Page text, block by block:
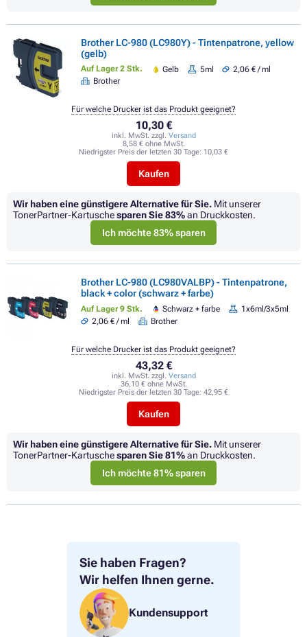
Sie haben Fragen?
Wir helfen Ihnen gerne.
Kundensupport
Brother LC-980 (LC980Y) - Tintenpatrone, yellow
(gelb)
Auf Lager 2 Stk. Gelb 5ml
2,06 € / ml
Brother
10,30 €
inkl. MwSt. zzgl. Versand
8,58 € ohne MwSt.
Niedrigster Preis der letzten 30 Tage: 10,03 €
Kaufen
Für welche Drucker ist das Produkt geeignet?
Wir haben eine günstigere Alternative für Sie. Mit unserer
TonerPartner-Kartuschesparen Sie83%an Druckkosten.
Ich möchte 83% sparen
Brother LC-980 (LC980VALBP) - Tintenpatrone,
black + color (schwarz + farbe)
Auf Lager 9 Stk. Schwarz + farbe
1x6ml/3x5ml
2,06 € / ml
Brother
43,32 €
inkl. MwSt. zzgl. Versand
36,10 € ohne MwSt.
Niedrigster Preis der letzten 30 Tage: 42,95 €
Kaufen
Für welche Drucker ist das Produkt geeignet?
Wir haben eine günstigere Alternative für Sie. Mit unserer
TonerPartner-Kartuschesparen Sie81%an Druckkosten.
Ich möchte 81% sparen